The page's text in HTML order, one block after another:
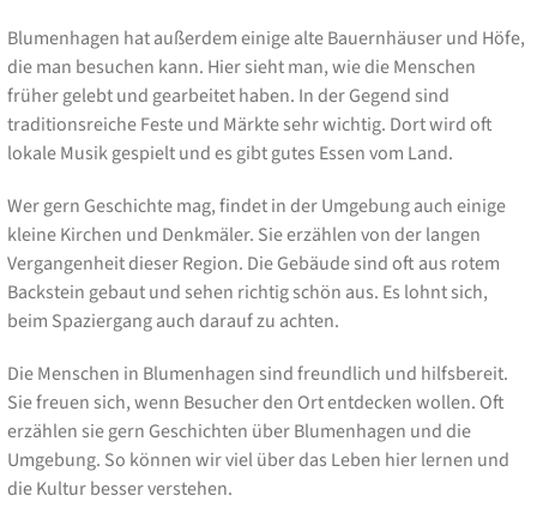
Blumenhagen hat außerdem einige alte Bauernhäuser und Höfe,
die man besuchen kann. Hier sieht man, wie die Menschen
früher gelebt und gearbeitet haben. In der Gegend sind
traditionsreiche Feste und Märkte sehr wichtig. Dort wird oft
lokale Musik gespielt und es gibt gutes Essen vom Land.
Wer gern Geschichte mag, findet in der Umgebung auch einige
kleine Kirchen und Denkmäler. Sie erzählen von der langen
Vergangenheit dieser Region. Die Gebäude sind oft aus rotem
Backstein gebaut und sehen richtig schön aus. Es lohnt sich,
beim Spaziergang auch darauf zu achten.
Die Menschen in Blumenhagen sind freundlich und hilfsbereit.
Sie freuen sich, wenn Besucher den Ort entdecken wollen. Oft
erzählen sie gern Geschichten über Blumenhagen und die
Umgebung. So können wir viel über das Leben hier lernen und
die Kultur besser verstehen.